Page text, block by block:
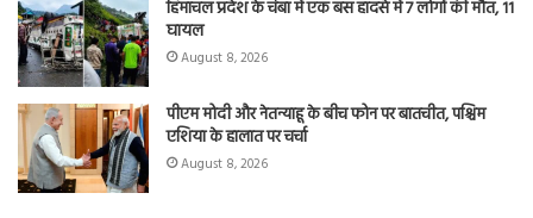
हिमाचल प्रदेश के चंबा में एक बस हादसे में 7 लोगों की मौत, 11
घायल
August 8, 2026
पीएम मोदी और नेतन्याहू के बीच फोन पर बातचीत, पश्चिम
एशिया के हालात पर चर्चा
August 8, 2026